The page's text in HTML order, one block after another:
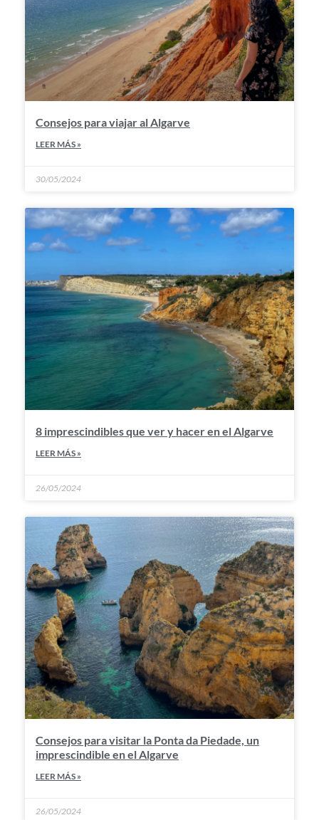
Consejos para viajar al Algarve
LEER MÁS »
30/05/2024
8 imprescindibles que ver y hacer en el Algarve
LEER MÁS »
26/05/2024
Consejos para visitar la Ponta da Piedade, un
imprescindible en el Algarve
LEER MÁS »
26/05/2024